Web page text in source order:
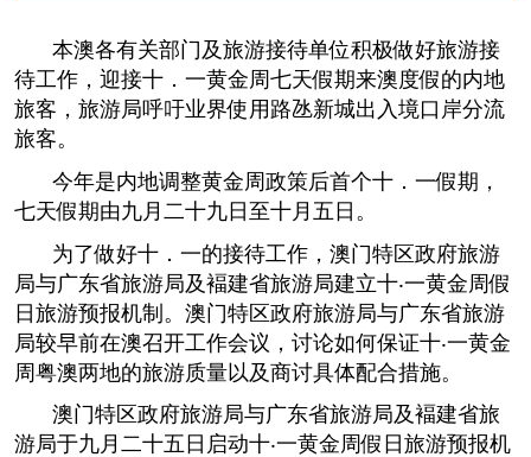
本澳各有关部门及旅游接待单位积极做好旅游接
待工作，迎接十．一黄金周七天假期来澳度假的内地
旅客，旅游局呼吁业界使用路氹新城出入境口岸分流
旅客。
今年是内地调整黄金周政策后首个十．一假期，
七天假期由九月二十九日至十月五日。
为了做好十．一的接待工作，澳门特区政府旅游
局与广东省旅游局及褔建省旅游局建立十‧一黄金周假
日旅游预报机制。澳门特区政府旅游局与广东省旅游
局较早前在澳召开工作会议，讨论如何保证十‧一黄金
周粤澳两地的旅游质量以及商讨具体配合措施。
澳门特区政府旅游局与广东省旅游局及褔建省旅
游局于九月二十五日启动十‧一黄金周假日旅游预报机